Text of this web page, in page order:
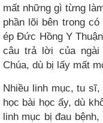
mất những gì từng
phần lõi bên trong
ép Đức Hồng Y
câu trả lời của
Chúa, dù bị lấy mất
Nhiều linh mục, tu sĩ,
học bài học ấy, dù
linh mục bị đau